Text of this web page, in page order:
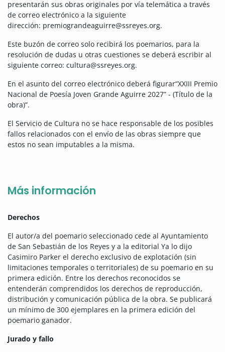
presentarán sus obras originales por vía telemática a través
de correo electrónico a la siguiente
dirección: premiograndeaguirre@ssreyes.org.
Este buzón de correo solo recibirá los poemarios, para la
resolución de dudas u otras cuestiones se deberá escribir al
siguiente correo: cultura@ssreyes.org.
En el asunto del correo electrónico deberá figurar“XXIII Premio
Nacional de Poesía Joven Grande Aguirre 2027” - (Título de la
obra)”.
El Servicio de Cultura no se hace responsable de los posibles
fallos relacionados con el envío de las obras siempre que
estos no sean imputables a la misma.
Más información
Derechos
El autor/a del poemario seleccionado cede al Ayuntamiento
de San Sebastián de los Reyes y a la editorial Ya lo dijo
Casimiro Parker el derecho exclusivo de explotación (sin
limitaciones temporales o territoriales) de su poemario en su
primera edición. Entre los derechos reconocidos se
entenderán comprendidos los derechos de reproducción,
distribución y comunicación pública de la obra. Se publicará
un mínimo de 300 ejemplares en la primera edición del
poemario ganador.
Jurado y fallo